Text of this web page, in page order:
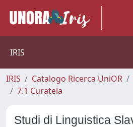
IRIS
IRIS Catalogo Ricerca UniOR
7.1 Curatela
Studi di Linguistica